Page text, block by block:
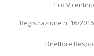
L’Eco
Registrazione n. 16/
Direttore